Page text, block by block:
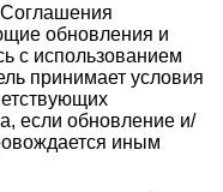
обновления и
с использованием
принимает условия
если обновление и/
иным